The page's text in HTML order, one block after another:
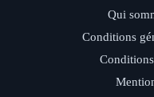
Qui
Conditions